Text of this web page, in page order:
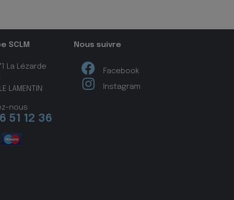
SCLM
La Lézarde
LAMENTIN
nous
51 12 36
Nous suivre
Facebook
Instagram